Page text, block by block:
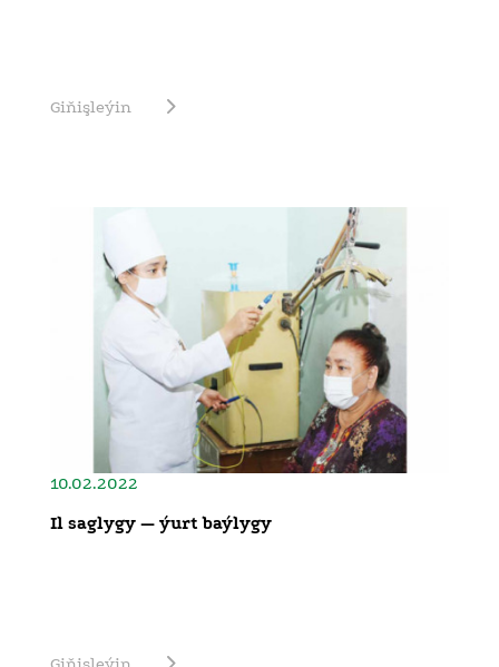
Giňişleýin
10.02.2022
Il saglygy — ýurt baýlygy